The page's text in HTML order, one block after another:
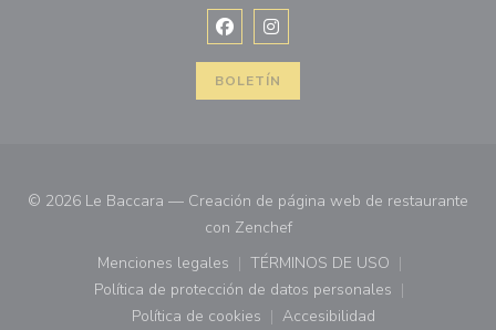
Facebook ((abre en una nueva
Instagram ((abre en una
BOLETÍN
© 2026 Le Baccara — Creación de página web de restaurante
con Zenchef((abre en una nueva
Menciones legales
((abre en una nueva ventana))
TÉRMINOS DE USO
((abre en una nueva
Política de protección de datos personales
((abre en una nueva ventana))
Política de cookies Accesibilidad